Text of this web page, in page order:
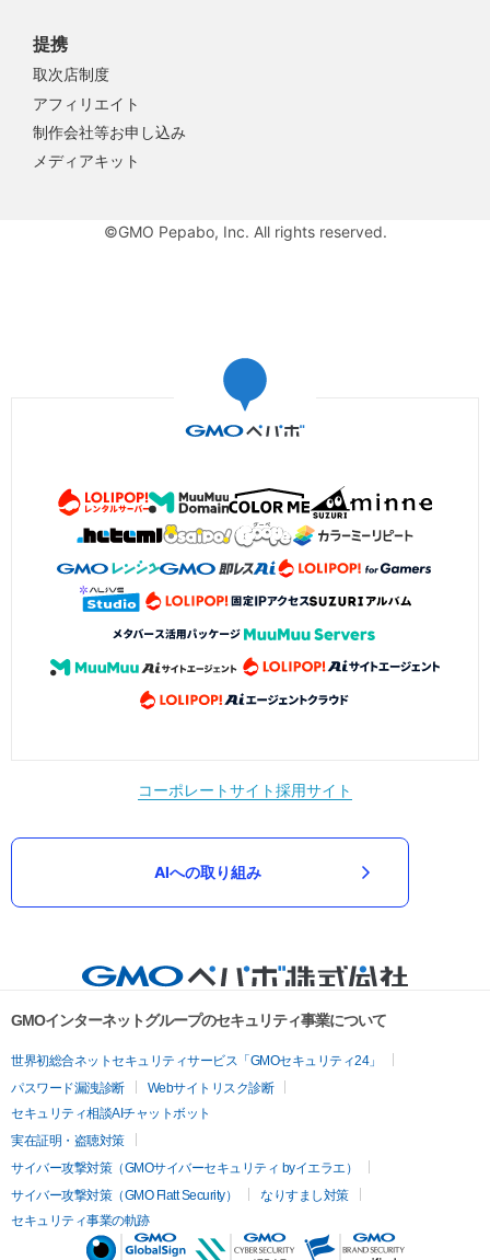
提携
取次店制度
アフィリエイト
制作会社等お申し込み
メディアキット
©GMO Pepabo, Inc. All rights reserved.
コーポレートサイト採用サイト
AIへの取り組み
GMOインターネットグループのセキュリティ事業について
世界初総合ネットセキュリティサービス「GMOセキュリティ24」
パスワード漏洩診断
Webサイトリスク診断
セキュリティ相談AIチャットボット
実在証明・盗聴対策
サイバー攻撃対策（GMOサイバーセキュリティ byイエラエ）
サイバー攻撃対策（GMO Flatt Security）
なりすまし対策
セキュリティ事業の軌跡